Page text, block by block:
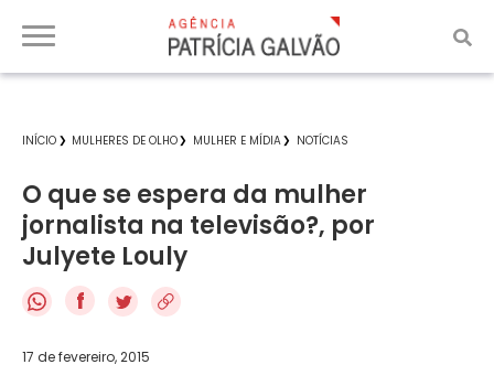
INÍCIO MULHERES DE OLHO MULHER E MÍDIA NOTÍCIAS
O que se espera da mulher
jornalista na televisão?, por
Julyete Louly
f
17 de fevereiro, 2015